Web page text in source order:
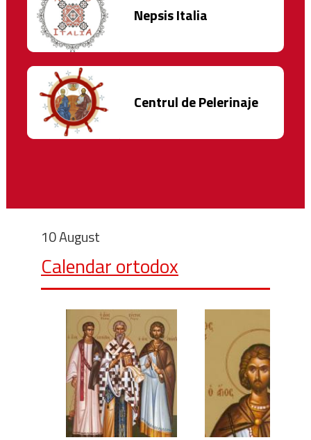
Nepsis Italia
Centrul de Pelerinaje
10 August
Calendar ortodox